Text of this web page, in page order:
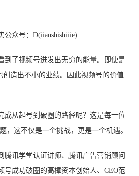
公众号：D(iianshishiiie)
到了视频号迸发出无穷的能量。即使是
创造出不小的业绩。因此视频号的价值
成从起号到破圈的路径呢？这是每一位
，这不仅是一个挑战，更是一个机遇。
腾讯学堂认证讲师、腾讯广告营销顾问
号成功破圈的高樟资本创始人、CEO范